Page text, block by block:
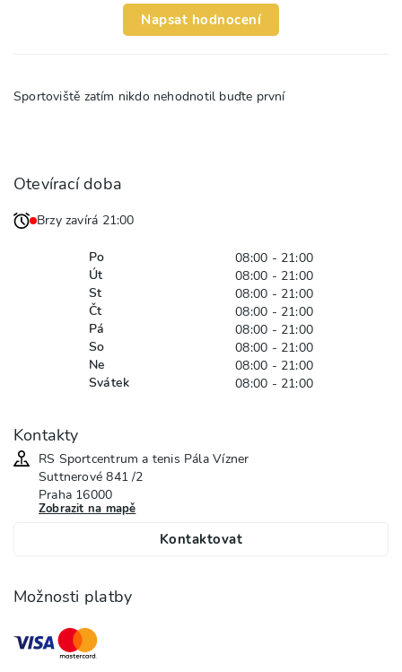
Napsat hodnocení
Sportoviště zatím nikdo nehodnotil buďte první
Otevírací doba
Brzy zavírá 21:00
Po
08:00 - 21:00
Út
08:00 - 21:00
St
08:00 - 21:00
Čt
08:00 - 21:00
Pá
08:00 - 21:00
So
08:00 - 21:00
Ne
08:00 - 21:00
Svátek
08:00 - 21:00
Kontakty
RS Sportcentrum a tenis Pála Vízner
Suttnerové 841 /2
Praha 16000
Zobrazit na mapě
Kontaktovat
Možnosti platby